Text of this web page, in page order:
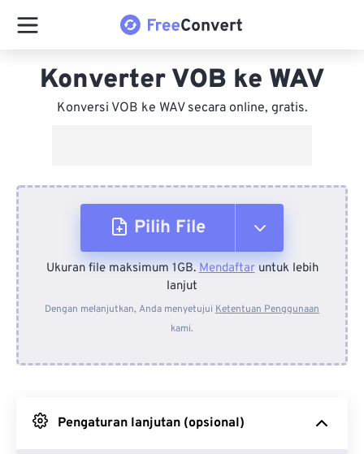
Konverter VOB ke WAV
Konversi VOB ke WAV secara online, gratis.
Pilih File
Dari Perangkat
Dari Dropbox
Ukuran file maksimum 1GB.Mendaftaruntuk lebih
lanjut
Dengan melanjutkan, Anda menyetujui Ketentuan Penggunaan
kami.
Pengaturan lanjutan (opsional)